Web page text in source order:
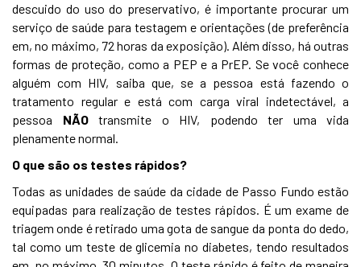
descuido do uso do preservativo, é importante procurar um
serviço de saúde para testagem e orientações (de preferência
em, no máximo, 72 horas da exposição). Além disso, há outras
formas de proteção, como a PEP e a PrEP. Se você conhece
alguém com HIV, saiba que, se a pessoa está fazendo o
tratamento regular e está com carga viral indetectável, a
pessoa NÃOtransmite o HIV, podendo ter uma vida
plenamente normal.
O que são os testes rápidos?
Todas as unidades de saúde da cidade de Passo Fundo estão
equipadas para realização de testes rápidos. É um exame de
triagem onde é retirado uma gota de sangue da ponta do dedo,
tal como um teste de glicemia no diabetes, tendo resultados